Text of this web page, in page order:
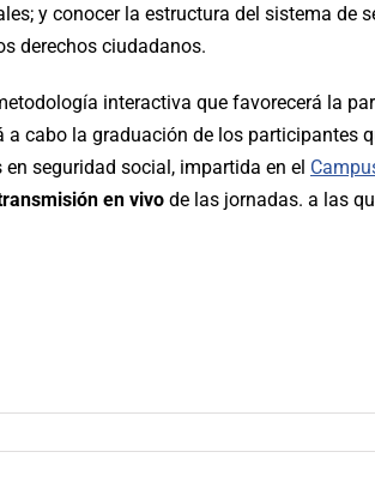
y conocer la estructura del sistema de
derechos ciudadanos.
interactiva que favorecerá la
cabo la graduación de los participantes
seguridad social, impartida en el
en vivo de las jornadas. a las